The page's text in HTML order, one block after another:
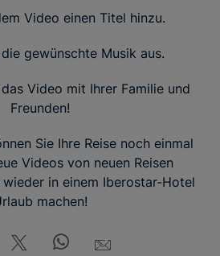
Video einen Titel hinzu.
gewünschte Musik aus.
Video mit Ihrer Familie und
Freunden!
Sie Ihre Reise noch einmal
Videos von neuen Reisen
wieder in einem Iberostar-Hotel
machen!